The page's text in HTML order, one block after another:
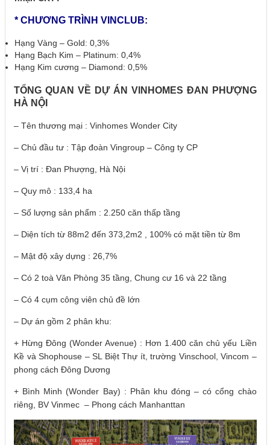
* CHƯƠNG TRÌNH VINCLUB:
Hạng Vàng – Gold: 0,3%
Hạng Bạch Kim – Platinum: 0,4%
Hạng Kim cương – Diamond: 0,5%
TỔNG QUAN VỀ DỰ ÁN VINHOMES ĐAN PHƯỢNG
HÀ NỘI
– Tên thương mại : Vinhomes Wonder City
– Chủ đầu tư : Tập đoàn Vingroup – Công ty CP
– Vị trí : Đan Phượng, Hà Nội
– Quy mô : 133,4 ha
– Số lượng sản phẩm : 2.250 căn thấp tầng
– Diện tích từ 88m2 đến 373,2m2 , 100% có mặt tiền từ 8m
– Mật độ xây dựng : 26,7%
– Có 2 toà Văn Phòng 35 tầng, Chung cư 16 và 22 tầng
– Có 4 cụm công viên chủ đề lớn
– Dự án gồm 2 phân khu:
+ Hừng Đông (Wonder Avenue) : Hơn 1.400 căn chủ yếu Liền
Kề và Shophouse – SL Biệt Thự ít, trường Vinschool, Vincom –
phong cách Đông Dương
+ Bình Minh (Wonder Bay) : Phân khu đóng – có cổng chào
riêng, BV Vinmec – Phong cách Manhanttan